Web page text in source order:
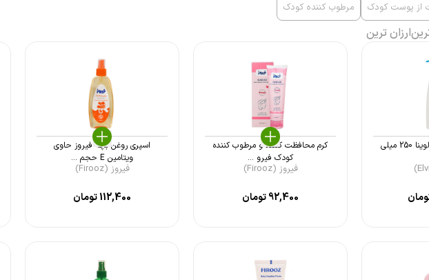
از پوست کودک مرطوب کننده کودک
ارزان ترین
لوسیون بدن کودک الوینا 250 میلی
کرم محافظت کننده و مرطوب کننده
کودک فیرو ...
فیروز (Firooz)
92,400تومان
اسپری روغن بچه فیروز حاوی
ویتامین E حجم ...
فیروز (Firooz)
112,400تومان